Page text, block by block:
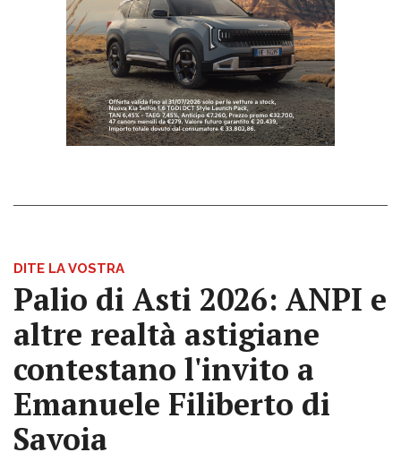
DITE LA VOSTRA
Palio di Asti 2026: ANPI e
altre realtà astigiane
contestano l'invito a
Emanuele Filiberto di
Savoia